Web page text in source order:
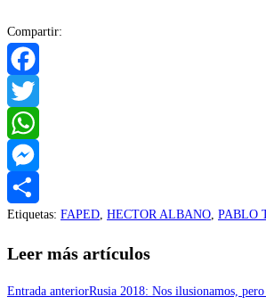
Compartir:
Facebook
Twitter
WhatsApp
Messenger
Compartir
Etiquetas: FAPED, HECTOR ALBANO, PABLO
Leer más artículos
Entrada anteriorRusia 2018: Nos ilusionamos,